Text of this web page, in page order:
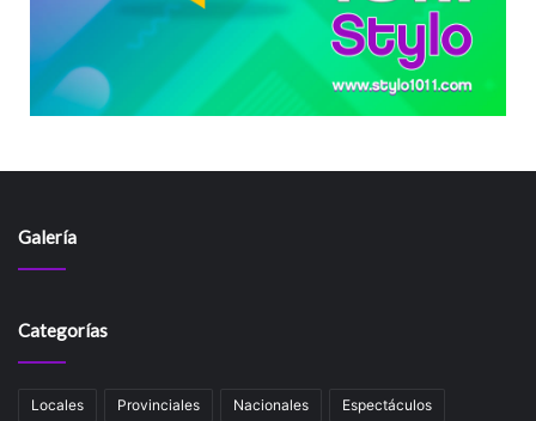
Galería
Categorías
Locales Provinciales Nacionales Espectáculos